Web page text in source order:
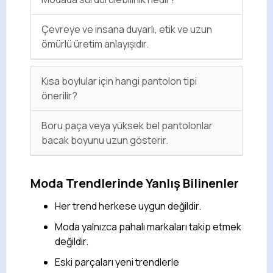
Çevreye ve insana duyarlı, etik ve uzun
ömürlü üretim anlayışıdır.
Kısa boylular için hangi pantolon tipi
önerilir?
Boru paça veya yüksek bel pantolonlar
bacak boyunu uzun gösterir.
Moda Trendlerinde Yanlış Bilinenler
Her trend herkese uygun değildir.
Moda yalnızca pahalı markaları takip etmek
değildir.
Eski parçaları yeni trendlerle